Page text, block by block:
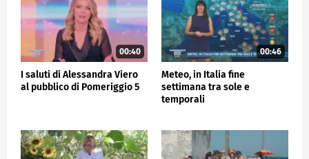
00:40
I saluti di Alessandra Viero
al pubblico di Pomeriggio 5
00:46
Meteo, in Italia fine
settimana tra sole e
temporali